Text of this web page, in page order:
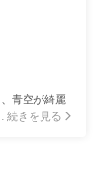
青空が綺麗
ョットも素敵
… 続きを見る